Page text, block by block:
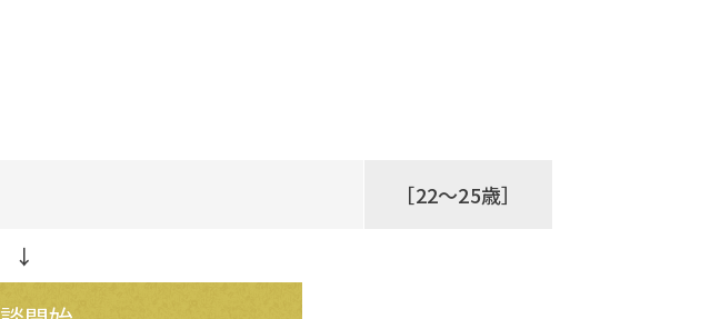
［22～25歳］
↓